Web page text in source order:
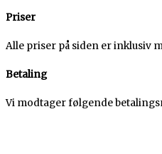
Priser
Alle priser på siden er inklusiv
Betaling
Vi modtager følgende